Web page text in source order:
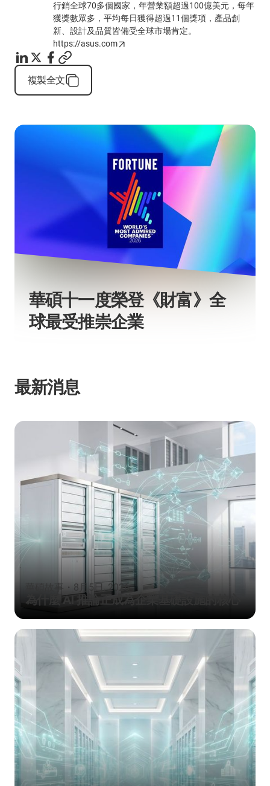
行銷全球70多個國家，年營業額超過100億美元，每年
獲獎數眾多，平均每日獲得超過11個獎項，產品創
新、設計及品質皆備受全球市場肯定。
https://asus.com
複製全文
華碩十一度榮登《財富》全
球最受推崇企業
最新消息
華碩故事 ・ 8月5日, 2026
為什麼 AI 推論正成為企業基礎設施的核心